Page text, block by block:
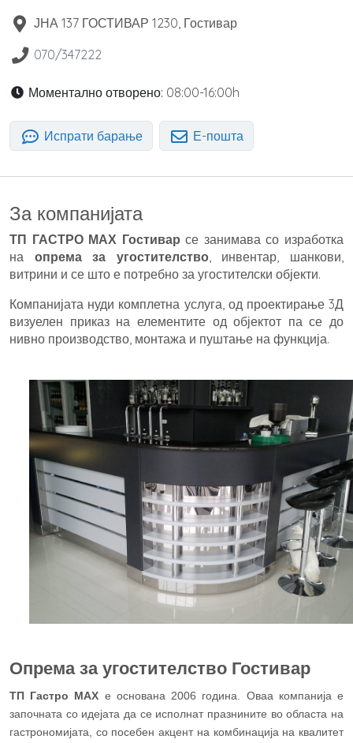
ЈНА 137 ГОСТИВАР 1230 Гостивар
070/347222
Моментално отворено: 08:00-16:00h
Испрати барање Е-пошта
За компанијата
ТП ГАСТРО МАХ Гостивар се занимава со изработка
на опрема за угостителство, инвентар, шанкови,
витрини и се што е потребно за угостителски објекти.
Компанијата нуди комплетна услуга, од проектирање 3Д
визуелен приказ на елементите од објектот па се до
нивно производство, монтажа и пуштање на функција.
Опрема за угостителство Гостивар
TП Гастро МАХ е основана 2006 година. Оваа компанија е
започната со идејата да се исполнат празнините во областа на
гастрономијата, со посебен акцент на комбинација на квалитет